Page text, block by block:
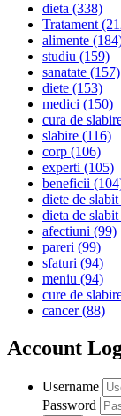
dieta (338)
Tratament
alimente
studiu (159)
sanatate (157)
diete (153)
medici (150)
cura de
slabire (116)
corp (106)
experti (105)
beneficii
diete de slabit
dieta de slabit
afectiuni (99)
pareri (99)
sfaturi (94)
meniu (94)
cure de
cancer(88)
Account
Username
Password